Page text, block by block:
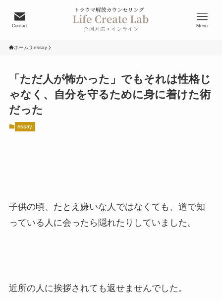
Contact Menu
ホーム essay
「ただ人が怖かった」でもそれは性格じ
ゃなく、自分を守るために身に着けた術
だった
essay
子供の頃、たとえ嫌いな人ではなくても、道で知
っている人に会ったら隠れたりしていました。
近所の人に挨拶されても返せませんでした。